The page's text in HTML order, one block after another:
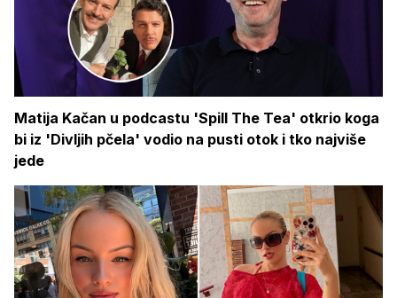
Matija Kačan u podcastu 'Spill The Tea' otkrio koga
bi iz 'Divljih pčela' vodio na pusti otok i tko najviše
jede